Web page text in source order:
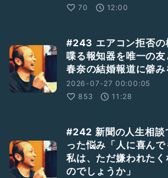
70
12:00
#243 エアコン拒否の
喋る報知器を唯一の友
春奈の結婚報道に僻み
2026-07-27 00:00:05
853
11:28
#242 新聞の人生相談
った悩み「人に喜ん
私は、ただ嫌われた
のでしょうか」